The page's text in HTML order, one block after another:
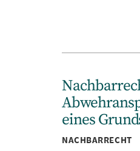
eines
NACHBARRECHT